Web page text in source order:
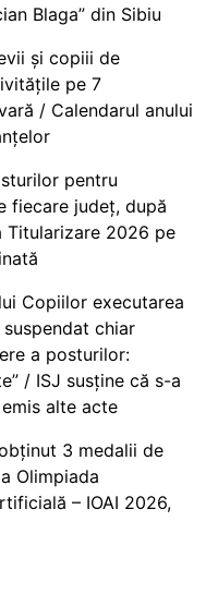
Blaga” din Sibiu
și copiii de
pe 7
/ Calendarul anului
pentru
fiecare județ, după
Titularizare 2026 pe
Copiilor executarea
chiar
a posturilor:
/ ISJ susține că s-a
alte acte
3 medalii de
Olimpiada
– IOAI 2026,